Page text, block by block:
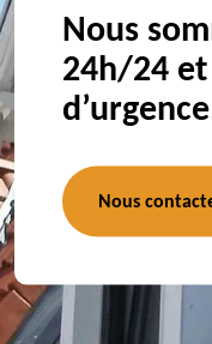
Nous
24h/24
Nous